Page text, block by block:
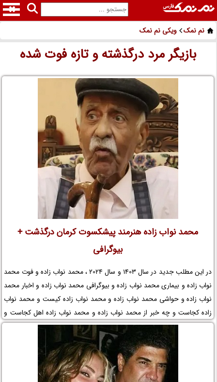
نم نمک ویکی نم نمک
بازیگر مرد درگذشته و تازه فوت شده
محمد نواب زاده هنرمند پیشکسوت کرمان درگذشت +
بیوگرافی
در این مطلب جدید در سال 1403 و سال 2024 ، محمد نواب زاده و فوت محمد
نواب زاده و بیماری محمد نواب زاده و بیوگرافی محمد نواب زاده و اخبار محمد
نواب زاده و حواشی محمد نواب زاده و محمد نواب زاده کیست و محمد نواب
زاده کجاست و چه خبر از محمد نواب زاده و محمد نواب زاده اهل کجاست و
محمد نواب زاده در بیمارستان و علت مرگ محمد نواب زاده و درگذشت محمد
نواب زاده و عکس همسر محمد نواب زاده در نم نمک.